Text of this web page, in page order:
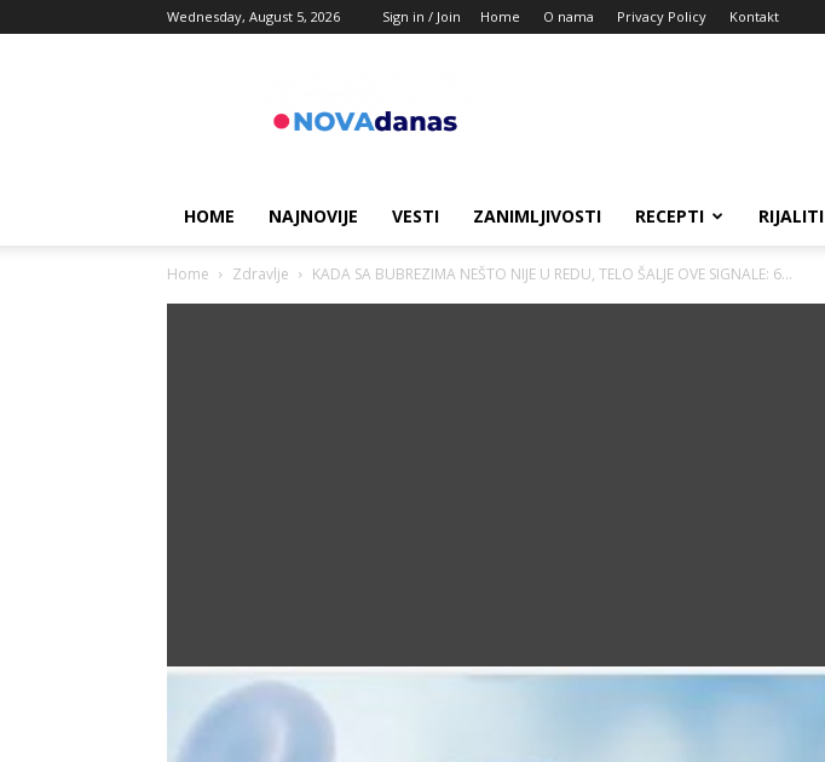
Wednesday, August 5, 2026 Sign in / Join Home O nama Privacy Policy Kontakt
HOME NAJNOVIJE VESTI ZANIMLJIVOSTI RECEPTI RIJALITI
Home Zdravlje KADA SA BUBREZIMA NEŠTO NIJE U REDU, TELO ŠALJE OVE SIGNALE: 6...